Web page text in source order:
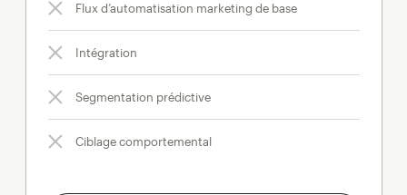
Flux d’automatisation marketing de base
Intégration
Segmentation prédictive
Ciblage comportemental